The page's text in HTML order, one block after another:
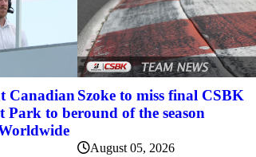
Canadian
Park to be
Szoke to miss final CSBK
round of the season
August 05, 2026